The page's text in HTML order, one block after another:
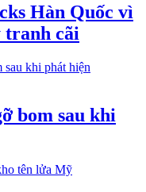
Hàn Quốc vì
tranh cãi
bom sau khi